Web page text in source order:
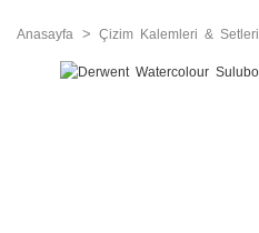
Anasayfa Çizim Kalemleri & Setleri